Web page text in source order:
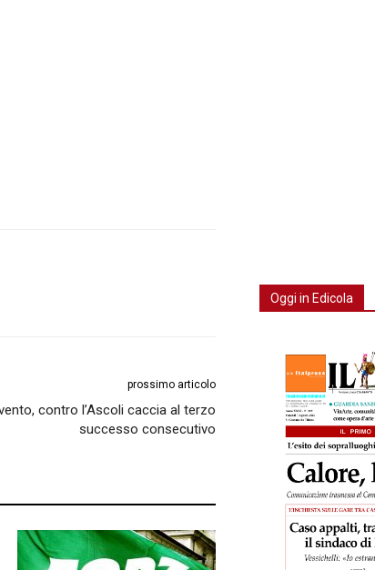
prossimo articolo
contro l’Ascoli caccia al terzo
successo consecutivo
Oggi in Edicola